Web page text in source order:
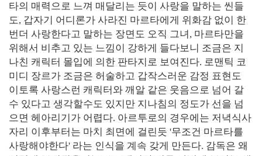
타의 매력으로 느껴 매달리는 듯이 사랑을 말하는 씬들
도, 갑자기 어디론가 사라진 마르타에게 위화감 없이 한
번더 사랑한다고 말하는 장면도 오직 그녀, 마르타만을
위해서 비추고 있는 느낌이 강하게 들다보니 조금은 지
나친 캐릭터 몰입에 의한 판타지로 보여진다. 로맨틱 코
미디 장르가 조금은 허술하고 갑작스러운 감정 표현도
이토록 사랑스런 캐릭터와 깨알 같은 웃음으로 넘어 갈
수 있다고 생각할수도 있지만 지나침의 정도가 선을 넘
으면 헤아리기가 어렵다. 아르투로의 경우에는 저녁식사
자리 이후부터는 마치 최면에 걸린듯 '무조건 마르타를
사랑해야한다' 라는 인식을 계속 갖게 만든다. 감독은 왜